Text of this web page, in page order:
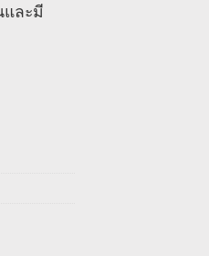
และมี